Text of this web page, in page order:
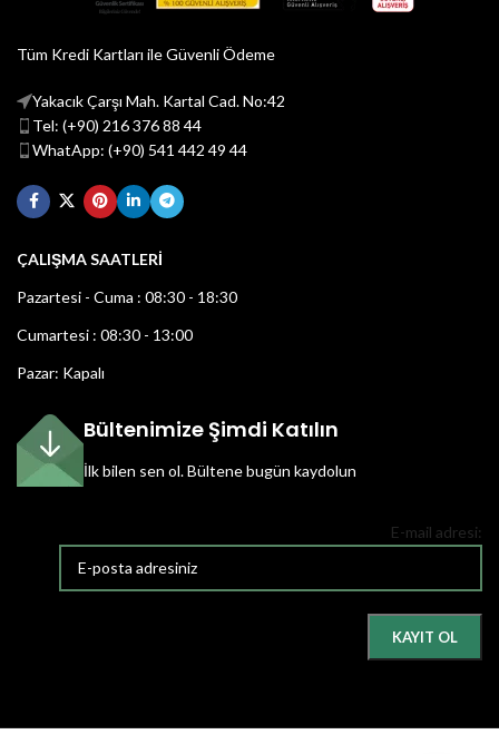
Tüm Kredi Kartları ile Güvenli Ödeme
Yakacık Çarşı Mah. Kartal Cad. No:42
Tel: (+90) 216 376 88 44
WhatApp: (+90) 541 442 49 44
ÇALIŞMA SAATLERİ
Pazartesi - Cuma : 08:30 - 18:30
Cumartesi : 08:30 - 13:00
Pazar: Kapalı
Bültenimize Şimdi Katılın
İlk bilen sen ol.Bültene bugün kaydolun
E-mail adresi: